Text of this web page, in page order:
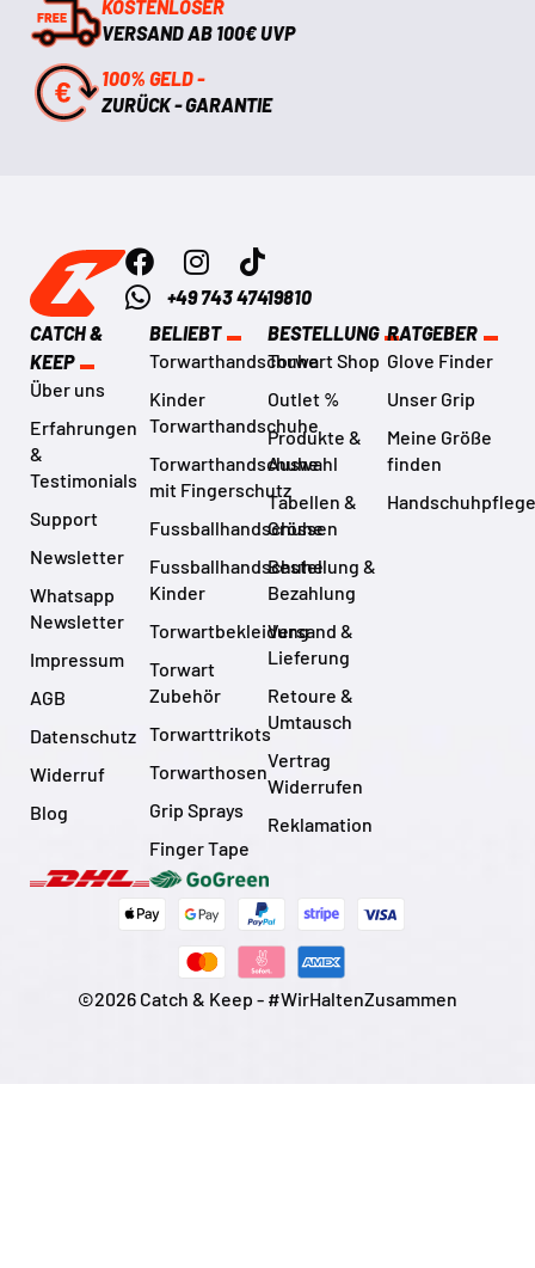
KOSTENLOSER
VERSAND AB 100€ UVP
100% GELD -
ZURÜCK - GARANTIE
+49 743 47419810
CATCH &
KEEP
Über uns
Erfahrungen
&
Testimonials
Support
Newsletter
Whatsapp
Newsletter
Impressum
AGB
Datenschutz
Widerruf
Blog
BELIEBT
Torwarthandschuhe
Kinder
Torwarthandschuhe
Torwarthandschuhe
mit Fingerschutz
Fussballhandschuhe
Fussballhandschuhe
Kinder
Torwartbekleidung
Torwart
Zubehör
Torwarttrikots
Torwarthosen
Grip Sprays
Finger Tape
BESTELLUNG
Torwart Shop
Outlet %
Produkte &
Auswahl
Tabellen &
Grössen
Bestellung &
Bezahlung
Versand &
Lieferung
Retoure &
Umtausch
Vertrag
Widerrufen
Reklamation
RATGEBER
Glove Finder
Unser Grip
Meine Größe
finden
Handschuhpflege
©2026 Catch & Keep - #WirHaltenZusammen